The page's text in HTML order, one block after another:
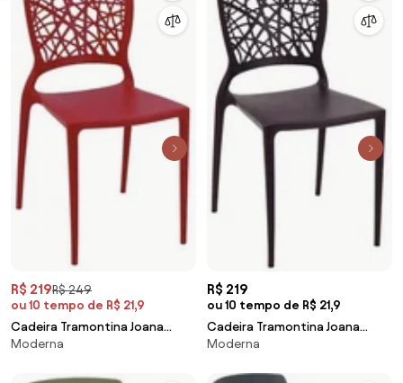
R$ 219R$ 249
ou 10 tempo de R$ 21,9
Cadeira Tramontina Joana
Vermelha em Polipropileno e
Moderna
R$ 219
ou 10 tempo de R$ 21,9
Cadeira Tramontina Joana
Marrom em Polipropileno e
Moderna